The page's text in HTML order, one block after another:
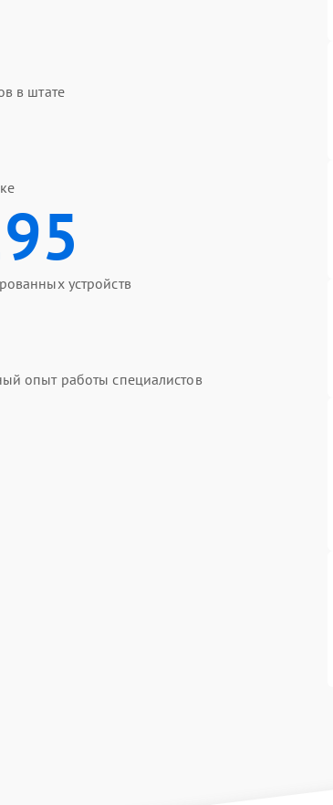
в штате
устройств
опыт работы специалистов